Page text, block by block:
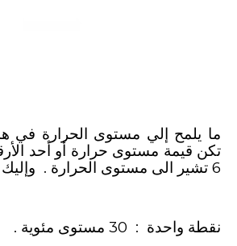
ما يلمح إلي مستوى الحرارة في
6 تشير الى مستوى الحرارة . وإليك ما تعنيه النقاط :
نقطة واحدة : 30 مستوى مئوية .